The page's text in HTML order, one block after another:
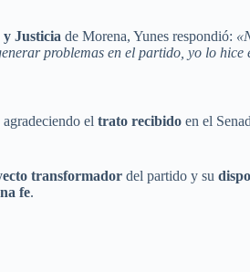
Justicia de Morena, Yunes respondió:
problemas en el partido, yo lo hice
agradeciendo el trato recibido en el
transformador del partido y su
fe.